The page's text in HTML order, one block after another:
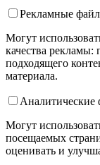
Рекламные
Могут
качества рекламы:
подходящего
материала.
Аналитические
Могут
посещаемых
оценивать и